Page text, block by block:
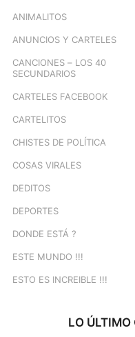
ANIMALITOS
ANUNCIOS Y CARTELES
CANCIONES – LOS 40
SECUNDARIOS
CARTELES FACEBOOK
CARTELITOS
CHISTES DE POLÍTICA
COSAS VIRALES
DEDITOS
DEPORTES
DONDE ESTÁ ?
ESTE MUNDO !!!
ESTO ES INCREIBLE !!!
LO ÚLTIMO